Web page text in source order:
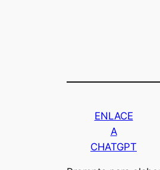
ENLACE
A
CHATGPT